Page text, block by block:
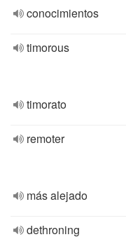
conocimientos
timorous
timorato
remoter
más alejado
dethroning